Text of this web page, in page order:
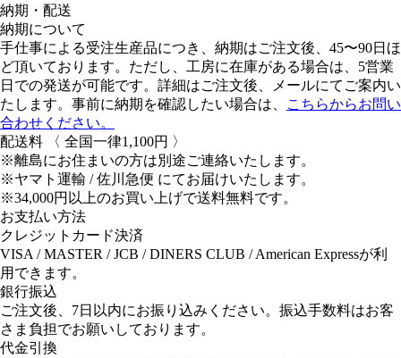
納期・配送
納期について
手仕事による受注生産品につき、納期はご注文後、45〜90日ほ
ど頂いております。ただし、工房に在庫がある場合は、5営業
日での発送が可能です。詳細はご注文後、メールにてご案内い
たします。事前に納期を確認したい場合は、
こちらからお問い
合わせください。
配送料
〈 全国一律1,100円 〉
※離島にお住まいの方は別途ご連絡いたします。
※ヤマト運輸 / 佐川急便 にてお届けいたします。
※34,000円以上のお買い上げで送料無料です。
お支払い方法
クレジットカード決済
VISA / MASTER / JCB / DINERS CLUB / American Expressが利
用できます。
銀行振込
ご注文後、7日以内にお振り込みください。振込手数料はお客
さま負担でお願いしております。
代金引換